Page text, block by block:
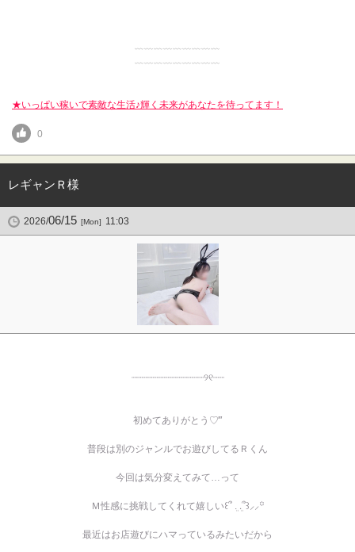
﹏﹏﹏﹏﹏﹏﹏﹏﹏
﹏﹏﹏﹏﹏﹏﹏﹏﹏
★いっぱい稼いで素敵な生活♪輝く未来があなたを待ってます！
0
レギャンＲ様
2026/06/15 [Mon] 11:03
┈┈┈┈┈┈┈┈┈┈┈┈┈୨୧‬┈┈
初めてありがとう♡‴
普段は別のジャンルでお遊びしてるＲくん
今回は気分変えてみて…って
Ｍ性感に挑戦してくれて嬉しい‎꒰՞ ܸ. .ܸ՞꒱⸝⸝꙳
最近はお店遊びにハマっているみたいだから